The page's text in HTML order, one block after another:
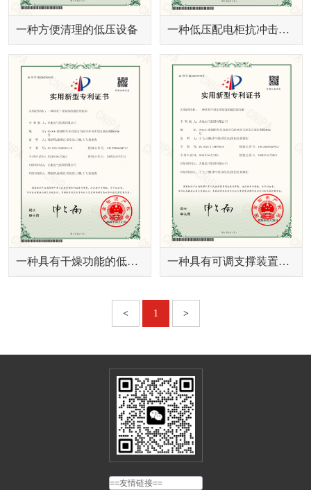
一种方便清理的低压设备 一种低压配电柜抗冲击结构
一种具有干燥功能的低压配电柜 一种具有可调支撑装置的低压配电柜
< 1 >